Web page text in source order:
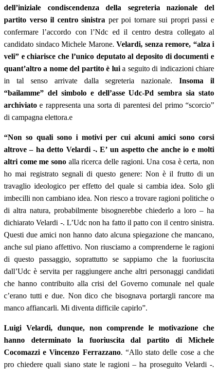
dell’iniziale condiscendenza della segreteria nazionale del
partito verso il centro sinistra per poi tornare sui propri passi e
confermare l’accordo con l’Ndc ed il centro destra collegato al
candidato sindaco Michele Marone. Velardi, senza remore, “alza i
veli” e chiarisce che l’unico deputato al deposito di documenti e
quant’altro a nome del partito è luia seguito di indicazioni chiare
in tal senso arrivate dalla segreteria nazionale.Insoma il
“bailamme” del simbolo e dell’asse Udc-Pd sembra sia stato
archiviato e rappresenta una sorta di parentesi del primo “scorcio”
di campagna elettora.e
“Non so quali sono i motivi per cui alcuni amici sono corsi
altrove – ha detto Velardi -. E’ un aspetto che anche io e molti
altri come me sono alla ricerca delle ragioni. Una cosa è certa, non
ho mai registrato segnali di questo genere: Non è il frutto di un
travaglio ideologico per effetto del quale si cambia idea. Solo gli
imbecilli non cambiano idea. Non riesco a trovare ragioni politiche o
di altra natura, probabilmente bisognerebbe chiederlo a loro – ha
dichiarato Velardi -. L’Udc non ha fatto il patto con il centro sinistra.
Questi due amici non hanno dato alcuna spiegazione che mancano,
anche sul piano affettivo. Non riusciamo a comprenderne le ragioni
di questo passaggio, soprattutto se sappiamo che la fuoriuscita
dall’Udc è servita per raggiungere anche altri personaggi candidati
che hanno contribuito alla crisi del Governo comunale nel quale
c’erano tutti e due. Non dico che bisognava portargli rancore ma
manco affiancarli. Mi diventa difficile capirlo”.
Luigi Velardi, dunque, non comprende le motivazione che
hanno determinato la fuoriuscita dal partito di Michele
Cocomazzi e Vincenzo Ferrazzano. “Allo stato delle cose a che
pro chiedere quali siano state le ragioni – ha proseguito Velardi -.